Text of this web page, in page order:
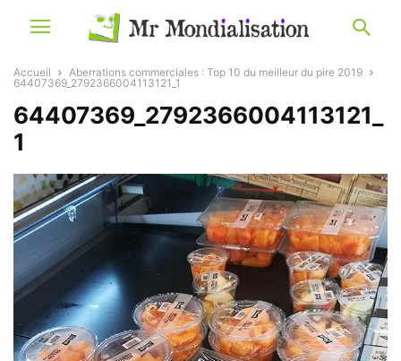
Accueil
Aberrations commerciales : Top 10 du meilleur du pire 2019
64407369_2792366004113121_1
64407369_2792366004113121_
1